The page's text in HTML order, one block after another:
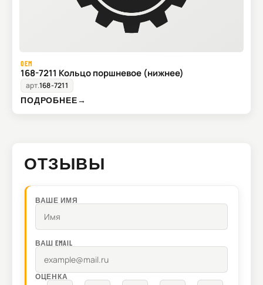
OEM
168-7211 Кольцо поршневое (нижнее)
арт.168-7211
ПОДРОБНЕЕ→
ОТЗЫВЫ
ВАШЕ ИМЯ
ВАШ EMAIL
ОЦЕНКА